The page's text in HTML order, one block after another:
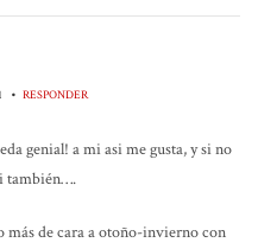
• RESPONDER
genial! a mi asi me gusta, y si no
también….
más de cara a otoño-invierno con